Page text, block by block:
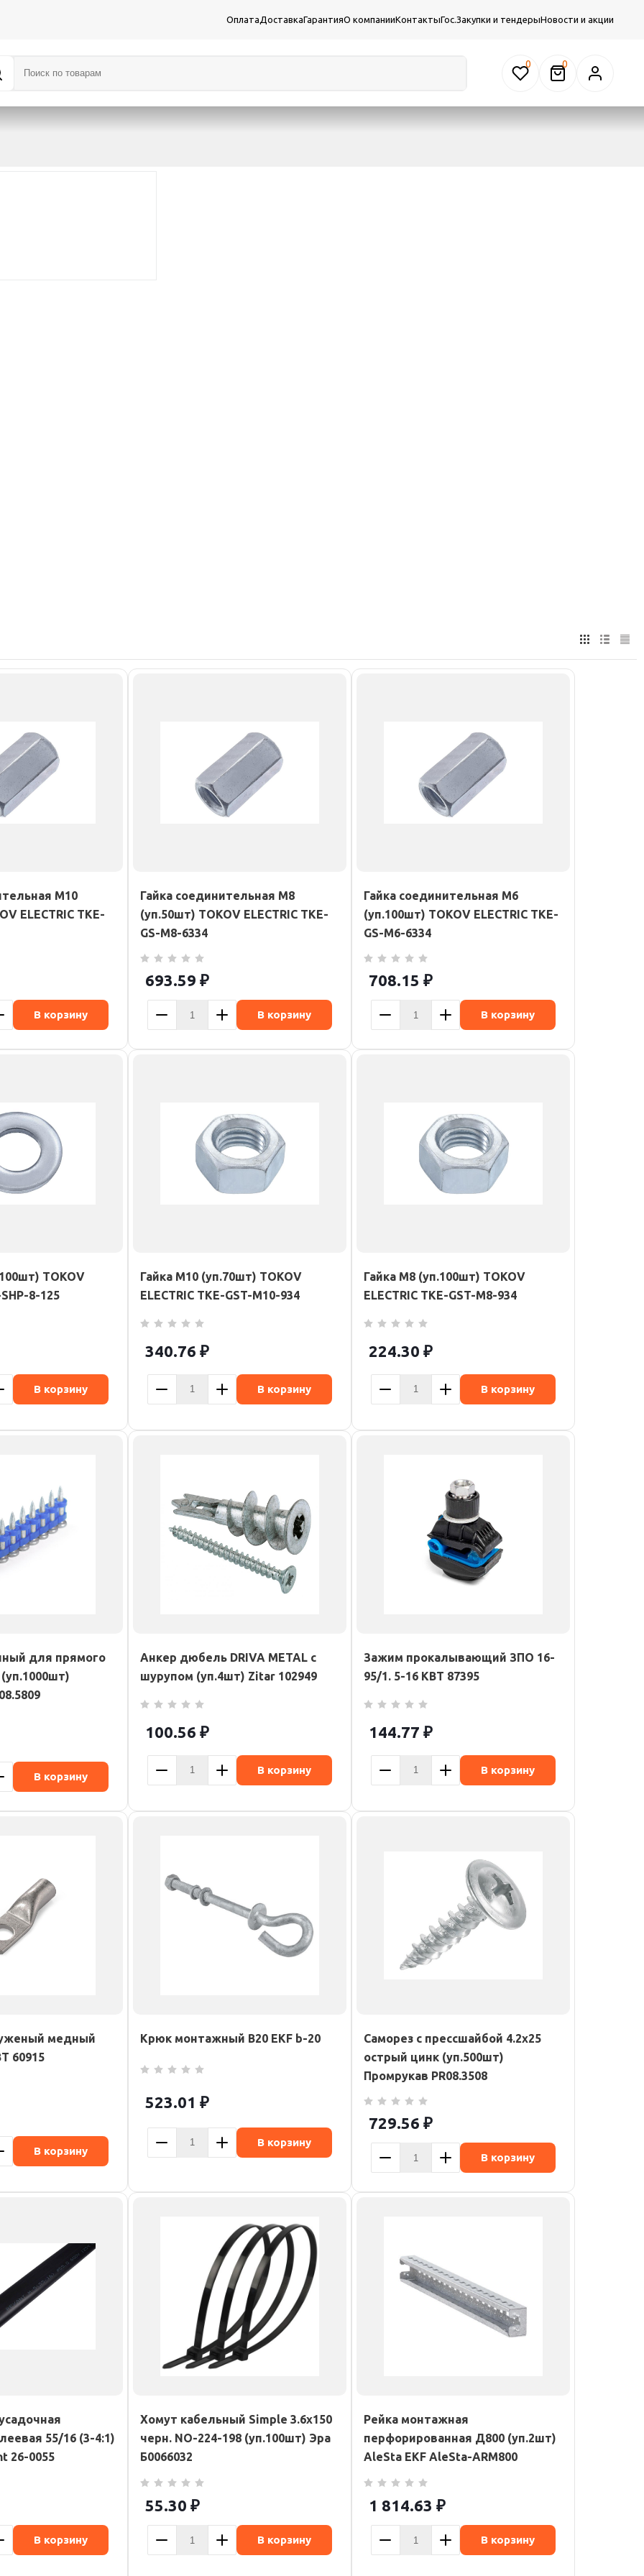
ОплатаДоставкаГарантияО компанииКонтактыГос.Закупки и тендерыНовости и акции
0
М10
ELECTRIC TKE-
В корзину
Гайка соединительная М8
(уп.50шт) TOKOV ELECTRIC TKE-
GS-M8-6334
693.59 ₽
В корзину
Гайка соединительная М6
(уп.100шт) TOKOV ELECTRIC TKE-
GS-M6-6334
708.15 ₽
В корзину
TOKOV
8-125
В корзину
Гайка М10 (уп.70шт) TOKOV
ELECTRIC TKE-GST-M10-934
340.76 ₽
В корзину
Гайка М8 (уп.100шт) TOKOV
ELECTRIC TKE-GST-M8-934
224.30 ₽
В корзину
для прямого
В корзину
Анкер дюбель DRIVA METAL с
шурупом (уп.4шт) Zitar 102949
100.56 ₽
В корзину
Зажим прокалывающий ЗПО 16-
95/1. 5-16 КВТ 87395
144.77 ₽
В корзину
медный
60915
В корзину
Крюк монтажный B20 EKF b-20
523.01 ₽
В корзину
Саморез с прессшайбой 4.2х25
острый цинк (уп.500шт)
Промрукав PR08.3508
729.56 ₽
В корзину
55/16 (3-4:1)
26-0055
В корзину
Хомут кабельный Simple 3.6х150
черн. NO-224-198 (уп.100шт) Эра
Б0066032
55.30 ₽
В корзину
Рейка монтажная
перфорированная Д800 (уп.2шт)
AleSta EKF AleSta-ARM800
1 814.63 ₽
В корзину